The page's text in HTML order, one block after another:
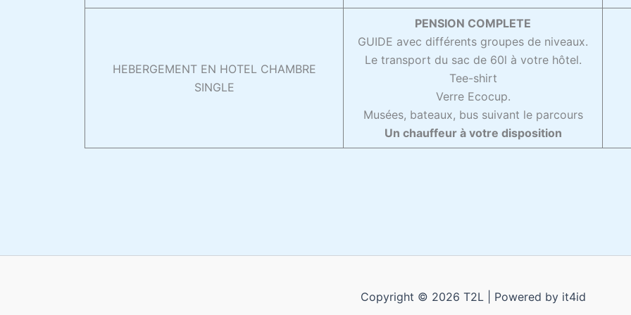
HEBERGEMENT EN HOTEL CHAMBRE
SINGLE
PENSION COMPLETE
GUIDE avec différents groupes de niveaux.
Le transport du sac de 60l à votre hôtel.
Tee-shirt
Verre Ecocup.
Musées, bateaux, bus suivant le parcours
Un chauffeur à votre disposition
Copyright © 2026 T2L | Powered by it4id